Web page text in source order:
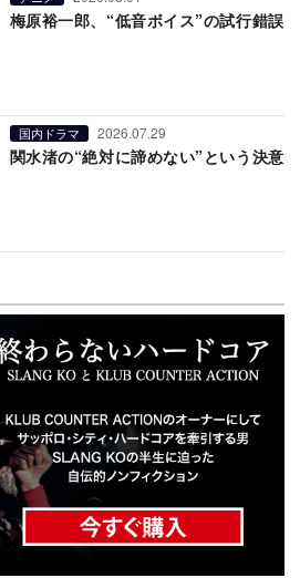
梅原裕一郎、“低音ボイス”の試行錯誤
国内ドラマ 2026.07.29
関水渚の“絶対に諦めない”という決意